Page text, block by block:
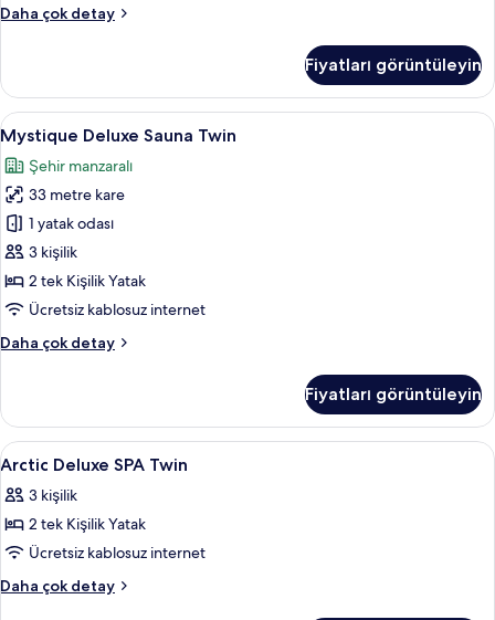
Daha çok detay
Lapland
daha
fazla
detay
Fiyatları görüntüleyin
Mystique
Deluxe
Sauna
Twin
için
tüm
fotoğrafları
görün
Mystique Deluxe Sauna Twin | Banyo
13
Mystique Deluxe Sauna Twin
Şehir manzaralı
33 metre kare
1 yatak odası
3 kişilik
2 tek Kişilik Yatak
Ücretsiz kablosuz internet
Daha çok detay
Mystique
hakkında
daha
fazla
Fiyatları görüntüleyin
Arctic
Deluxe
SPA
Twin
için
tüm
Kaliteli yatak takımı, memory foam
1
Arctic Deluxe SPA Twin
3 kişilik
2 tek Kişilik Yatak
Ücretsiz kablosuz internet
Daha çok detay
Arctic